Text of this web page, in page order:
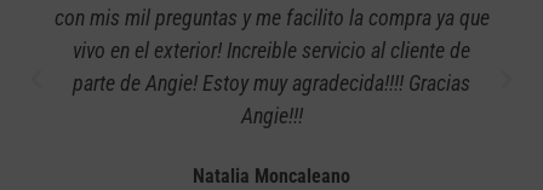
con mis mil preguntas y me facilito la compra ya que
vivo en el exterior! Increible servicio al cliente de
parte de Angie! Estoy muy agradecida!!!! Gracias
Angie!!!
Natalia Moncaleano